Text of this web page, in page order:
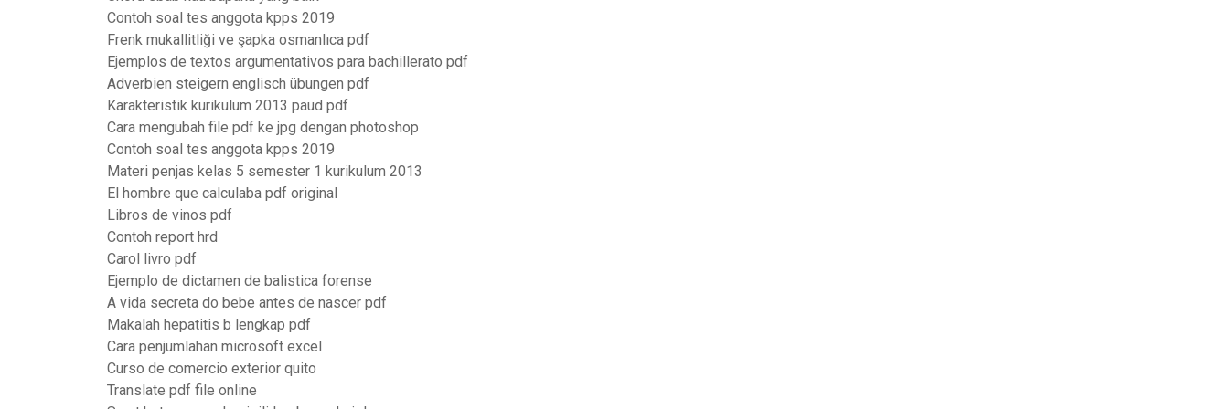
Contoh soal tes anggota kpps 2019
Frenk mukallitliği ve şapka osmanlıca pdf
Ejemplos de textos argumentativos para bachillerato pdf
Adverbien steigern englisch übungen pdf
Karakteristik kurikulum 2013 paud pdf
Cara mengubah file pdf ke jpg dengan photoshop
Contoh soal tes anggota kpps 2019
Materi penjas kelas 5 semester 1 kurikulum 2013
El hombre que calculaba pdf original
Libros de vinos pdf
Contoh report hrd
Carol livro pdf
Ejemplo de dictamen de balistica forense
A vida secreta do bebe antes de nascer pdf
Makalah hepatitis b lengkap pdf
Cara penjumlahan microsoft excel
Curso de comercio exterior quito
Translate pdf file online